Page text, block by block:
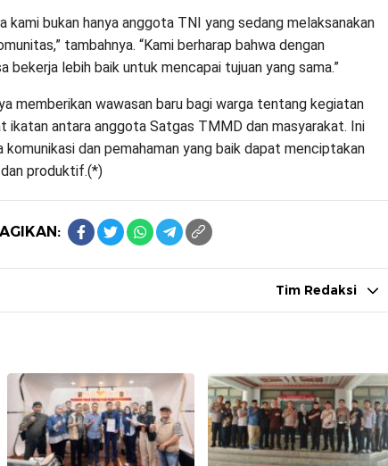
kami bukan hanya anggota TNI yang sedang melaksanakan
tambahnya. “Kami berharap bahwa dengan
bekerja lebih baik untuk mencapai tujuan yang sama.”
memberikan wawasan baru bagi warga tentang kegiatan
ikatan antara anggota Satgas TMMD dan masyarakat. Ini
dan pemahaman yang baik dapat menciptakan
dan produktif.(*)
Tim Redaksi